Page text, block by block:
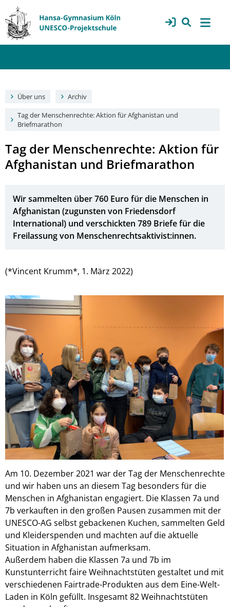
Über uns
Archiv
Tag der Menschenrechte: Aktion für Afghanistan und
Briefmarathon
Tag der Menschenrechte: Aktion für
Afghanistan und Briefmarathon
Wir sammelten über 760 Euro für die Menschen in
Afghanistan (zugunsten von Friedensdorf
International) und verschickten 789 Briefe für die
Freilassung von Menschenrechtsaktivist:innen.
(*Vincent Krumm*, 1. März 2022)
Am 10. Dezember 2021 war der Tag der Menschenrechte
und wir haben uns an diesem Tag besonders für die
Menschen in Afghanistan engagiert. Die Klassen 7a und
7b verkauften in den großen Pausen zusammen mit der
UNESCO-AG selbst gebackenen Kuchen, sammelten Geld
und Kleiderspenden und machten auf die aktuelle
Situation in Afghanistan aufmerksam.
Außerdem haben die Klassen 7a und 7b im
Kunstunterricht faire Weihnachtstüten gestaltet und mit
verschiedenen Fairtrade-Produkten aus dem Eine-Welt-
Laden in Köln gefüllt. Insgesamt 82 Weihnachtstüten